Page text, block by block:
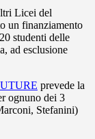
Licei del
un finanziamento
studenti delle
ad esclusione
prevede la
ognuno dei 3
Stefanini)